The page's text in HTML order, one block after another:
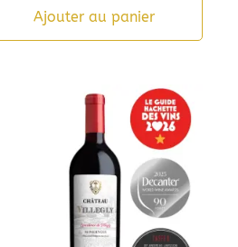
initial
était :
actuel
Ajouter au panier